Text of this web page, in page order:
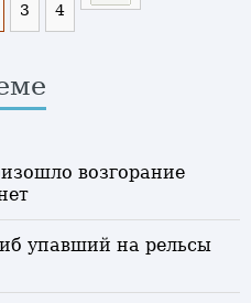
3 4
возгорание
упавший на рельсы